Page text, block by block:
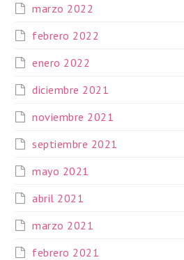
marzo 2022
febrero 2022
enero 2022
diciembre 2021
noviembre 2021
septiembre 2021
mayo 2021
abril 2021
marzo 2021
febrero 2021